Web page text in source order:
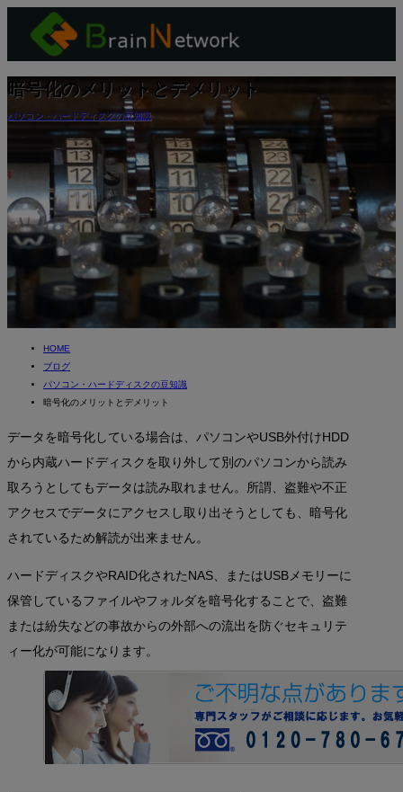
暗号化のメリットとデメリット
パソコン・ハードディスクの豆知識
HOME
ブログ
パソコン・ハードディスクの豆知識
暗号化のメリットとデメリット
データを暗号化している場合は、パソコンやUSB外付けHDD
から内蔵ハードディスクを取り外して別のパソコンから読み
取ろうとしてもデータは読み取れません。所謂、盗難や不正
アクセスでデータにアクセスし取り出そうとしても、暗号化
されているため解読が出来ません。
ハードディスクやRAID化されたNAS、またはUSBメモリーに
保管しているファイルやフォルダを暗号化することで、盗難
または紛失などの事故からの外部への流出を防ぐセキュリテ
ィー化が可能になります。